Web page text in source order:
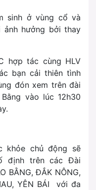
sinh ở vùng cổ và
ảnh hưởng bởi thay
hợp tác cùng HLV
bạn cải thiên tình
đón xem trên đài
vào lúc 12h30
khỏe chủ động sẽ
định trên các Đài
BẰNG, ĐẮK NÔNG,
YÊN BÁI với đa